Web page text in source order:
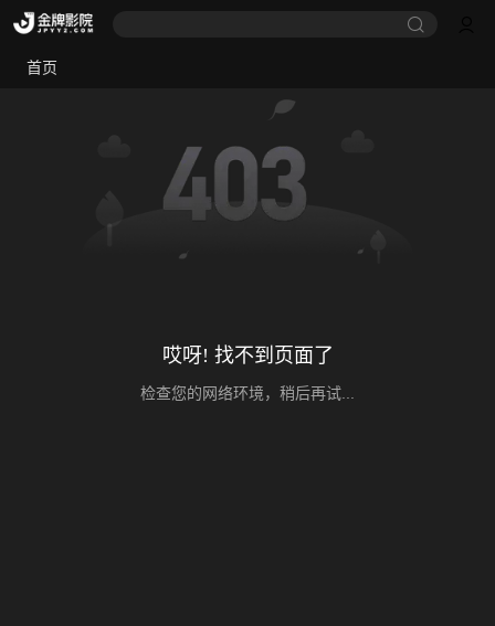
首页
哎呀! 找不到页面了
检查您的网络环境，稍后再试...